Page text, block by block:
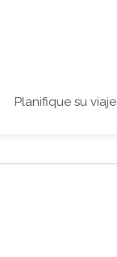
Planifique su viaje